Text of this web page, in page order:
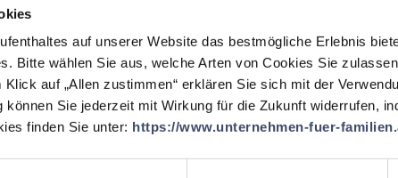
auf unserer Website das bestmögliche Erlebnis
Bitte wählen Sie aus, welche Arten von Cookies Sie
Klick auf „Allen zustimmen“ erklären Sie sich mit der
können Sie jederzeit mit Wirkung für die Zukunft widerrufen,
finden Sie unter: https://www.unternehmen-fuer-
Kontakt Englisch